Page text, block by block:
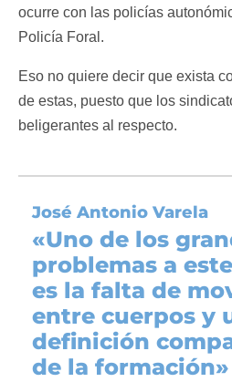
ocurre con las policías
Policía Foral.
Eso no quiere decir que exista
de estas, puesto que los
beligerantes al respecto.
José Antonio Varela
«Uno de los
problemas a
es la falta de
entre cuerpos y
definición
de la formación»